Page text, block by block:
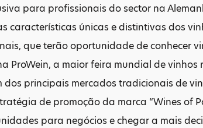
para profissionais do sector na
características únicas e distintivas dos
que terão oportunidade de conhecer
ProWein, a maior feira mundial de
dos principais mercados tradicionais de
de promoção da marca “Wines of
para negócios e chegar a mais